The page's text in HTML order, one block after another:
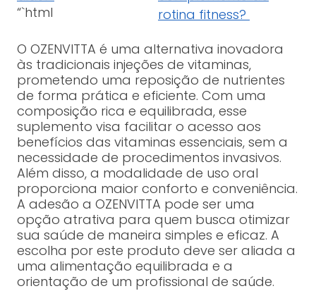
rotina fitness?
“`html
O OZENVITTA é uma alternativa inovadora
às tradicionais injeções de vitaminas,
prometendo uma reposição de nutrientes
de forma prática e eficiente. Com uma
composição rica e equilibrada, esse
suplemento visa facilitar o acesso aos
benefícios das vitaminas essenciais, sem a
necessidade de procedimentos invasivos.
Além disso, a modalidade de uso oral
proporciona maior conforto e conveniência.
A adesão a OZENVITTA pode ser uma
opção atrativa para quem busca otimizar
sua saúde de maneira simples e eficaz. A
escolha por este produto deve ser aliada a
uma alimentação equilibrada e a
orientação de um profissional de saúde.